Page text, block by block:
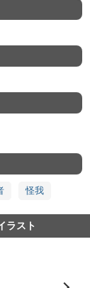
怪我
ラスト